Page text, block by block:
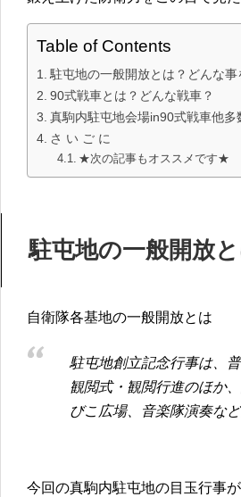
Table of Contents
駐屯地の一般開放とは？どんな事
90式戦車とは？どんな戦車？
真駒内駐屯地会場in90式戦車他多
さ い ご に
★次の記事もオススメです★
駐屯地の一般開放
自衛隊各基地の一般開放とは
駐屯地創立記念行事は、
観閲式・観閲行進のほか
びこ広場、音楽隊演奏な
今回の真駒内駐屯地の目玉行事